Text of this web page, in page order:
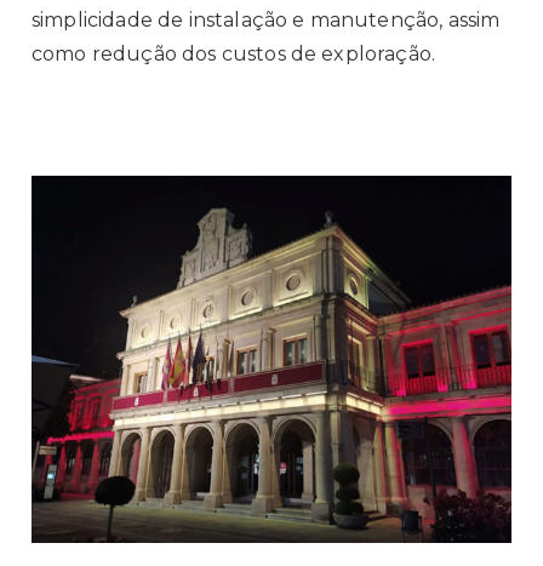
simplicidade de instalação e manutenção, assim
como redução dos custos de exploração.